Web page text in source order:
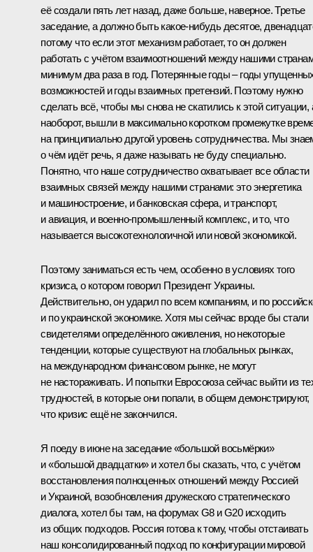
её создали пять лет назад, даже больше, наверное. Третье
заседание, а должно быть какое‑нибудь десятое,
потому что если этот механизм работает, то он должен
работать с учётом взаимоотношений между нашими
минимум два раза в год. Потерянные годы – годы
возможностей и годы взаимных претензий. Поэтому нужно
сделать всё, чтобы мы снова не скатились к этой ситуации,
наоборот, вышли в максимально коротком промежутке
на принципиально другой уровень сотрудничества. Мы
о чём идёт речь, я даже называть не буду специально.
Понятно, что наше сотрудничество охватывает все области
взаимных связей между нашими странами: это энергетика
и машиностроение, и банковская сфера, и транспорт,
и авиация, и военно-промышленный комплекс, и то, что
называется высокотехнологичной или новой экономикой.
Поэтому заниматься есть чем, особенно в условиях того
кризиса, о котором говорил Президент Украины.
Действительно, он ударил по всем компаниям, и по
и по украинской экономике. Хотя мы сейчас вроде бы стали
свидетелями определённого оживления, но некоторые
тенденции, которые существуют на глобальных рынках,
на международном финансовом рынке, не могут
не настораживать. И попытки Евросоюза сейчас выйти из
трудностей, в которые они попали, в общем демонстрируют,
что кризис ещё не закончился.
Я поеду в июне на заседание «большой восьмёрки»
и «большой двадцатки» и хотел бы сказать, что, с учётом
восстановления полноценных отношений между Россией
и Украиной, возобновления дружеского стратегического
диалога, хотел бы там, на форумах G8 и G20 исходить
из общих подходов. Россия готова к тому, чтобы отстаивать
наш консолидированный подход по конфигурации мировой